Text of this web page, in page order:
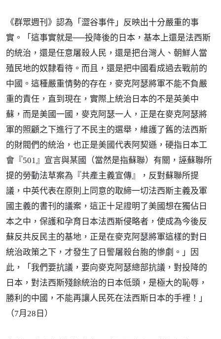
《群眾週刊》認為「澀谷事件」反映出十分嚴重的事
實。「這事實就是──投降後的日本，基本上還是法西斯
的統治，還是任意屠殺人民，還是把台灣人、朝鮮人當
殖民地的奴隸看待。而且，還是把中國看成過去戰前的
中國。這種嚴重情勢的存在，麥克阿瑟將軍不能不負嚴
重的責任，直到現在，實際上統治日本的不是英美中
蘇，而是美國一國，麥克阿瑟一人，正是在麥克阿瑟將
軍的照顧之下進行了不民主的選舉，維護了舊的法西斯
的財閥們的統治，也正是美國代表阿契遜，硬指日本工
會『501』宣言與某國（當然是指蘇聯）有關，誣蘇聯所
提的勞動法草案為『共產主義宣傳』，反對蘇聯所提
議，中英代表在原則上同意的取締一切法西斯主義及軍
國主義的書刊的議案，這正十足證明了美國想在獨佔日
本之中，保護和孕育日本法西斯侵略者，使成為今後反
蘇反共反民主的基地，正是在麥克阿瑟將軍這樣的對日
統治政策之下，才發生了日警屠殺台胞的慘劇。」因
此，「我們要抗議，要向麥克阿瑟總部抗議，對投降的
日本，對法西斯殘餘統治的日本低頭，是極大的恥辱，
勝利的中國，不能再讓人民死在法西斯日本的手裡！」
（7月28日）